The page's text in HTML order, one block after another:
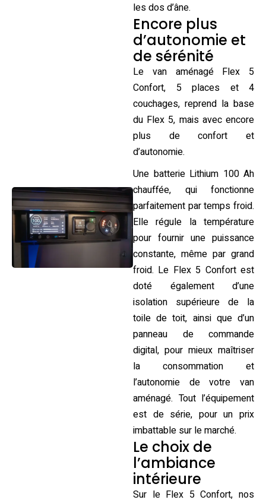
les dos d’âne.
Encore plus
d’autonomie et
de sérénité
Le van aménagé Flex 5
Confort, 5 places et 4
couchages, reprend la base
du Flex 5, mais avec encore
plus de confort et
d’autonomie.​
Une batterie Lithium 100 Ah
chauffée, qui fonctionne
parfaitement par temps froid.
Elle régule la température
pour fournir une puissance
constante, même par grand
froid. Le Flex 5 Confort est
doté également d’une
isolation supérieure de la
toile de toit, ainsi que d’un
panneau de commande
digital, pour mieux maîtriser
la consommation et
l’autonomie de votre van
aménagé. Tout l’équipement
est de série, pour un prix
imbattable sur le marché.
Le choix de
l’ambiance
intérieure
Sur le Flex 5 Confort, nos